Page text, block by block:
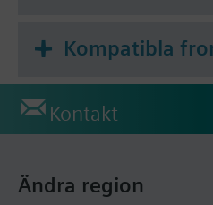
Kompatibla
Kontakt
Ändra region